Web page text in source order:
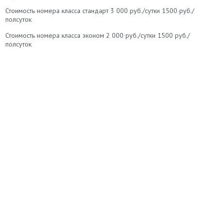
Стоимость номера класса стандарт 3 000 руб./сутки 1500 руб./
полсуток
Стоимость номера класса эконом 2 000 руб./сутки 1500 руб./
полсуток